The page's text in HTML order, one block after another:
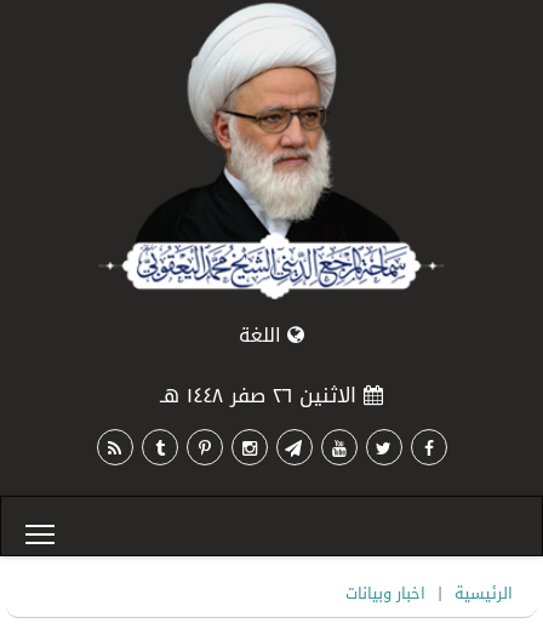
اللغة
الاثنين ٢٦ صفر ١٤٤٨ هـ
الرئيسية | اخبار وبيانات